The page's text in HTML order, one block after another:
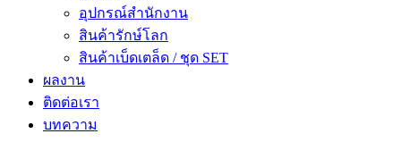
อุปกรณ์สำนักงาน
สินค้ารักษ์โลก
สินค้าเบ็ดเตล็ด / ชุด SET
ผลงาน
ติดต่อเรา
บทความ